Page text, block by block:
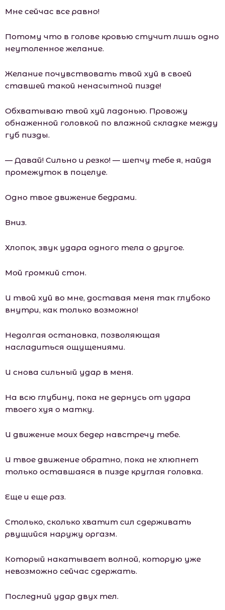
Мне сейчас все равно!
Потому что в голове кровью стучит лишь одно
неутоленное желание.
Желание почувствовать твой хуй в своей
ставшей такой ненасытной пизде!
Обхватываю твой хуй ладонью. Провожу
обнаженной головкой по влажной складке между
губ пизды.
— Давай! Сильно и резко! — шепчу тебе я, найдя
промежуток в поцелуе.
Одно твое движение бедрами.
Вниз.
Хлопок, звук удара одного тела о другое.
Мой громкий стон.
И твой хуй во мне, доставая меня так глубоко
внутри, как только возможно!
Недолгая остановка, позволяющая
насладиться ощущениями.
И снова сильный удар в меня.
На всю глубину, пока не дернусь от удара
твоего хуя о матку.
И движение моих бедер навстречу тебе.
И твое движение обратно, пока не хлюпнет
только оставшаяся в пизде круглая головка.
Еще и еще раз.
Столько, сколько хватит сил сдерживать
рвущийся наружу оргазм.
Который накатывает волной, которую уже
невозможно сейчас сдержать.
Последний удар двух тел.